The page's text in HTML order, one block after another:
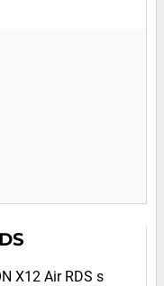
X12 Air RDS s